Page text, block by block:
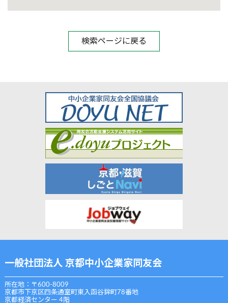
検索ページに戻る
一般社団法人 京都中小企業家同友会
所在地：〒600-8009
京都市下京区四条通室町東入函谷鉾町78番地
京都経済センター 4階